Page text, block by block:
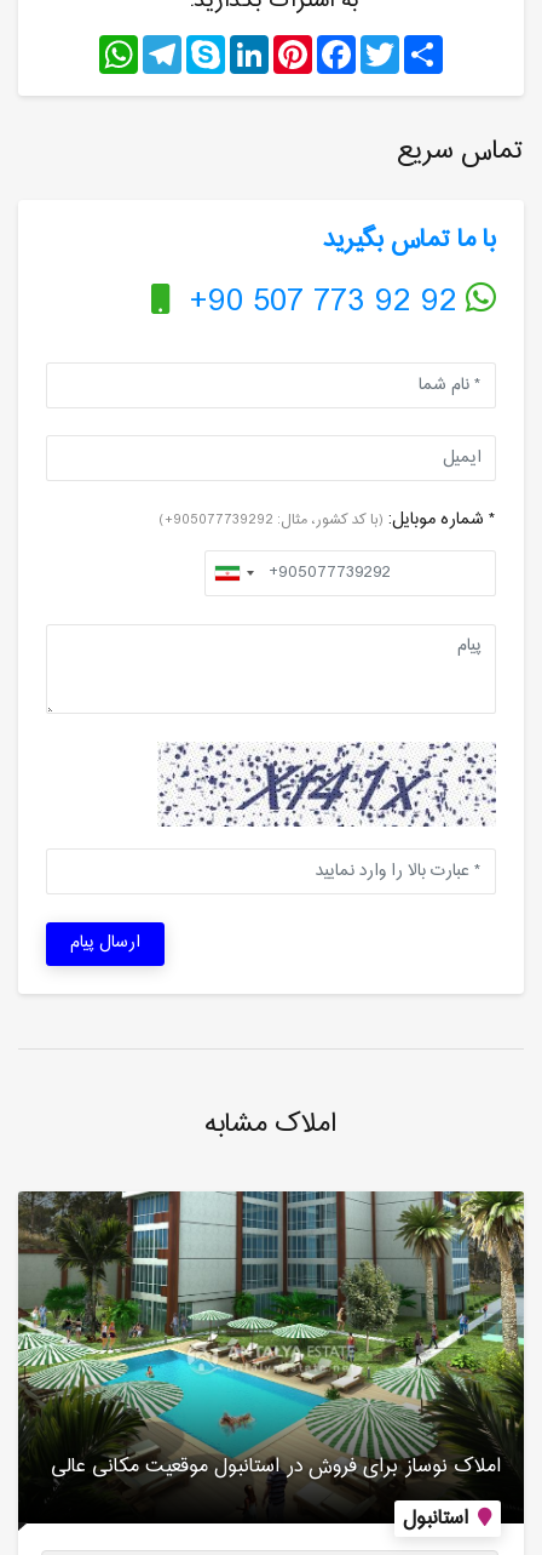
Share
Twitter
Facebook
Pinterest
LinkedIn
Skype
Telegram
WhatsApp
تماس سریع
با ما تماس بگیرید
+90 507 773 92 92
* شماره موبایل: (با کد کشور، مثال: 905077739292+)
ارسال پیام
املاک مشابه
استانبول
املاک نوساز برای فروش در استانبول موقعیت مکانی عالی